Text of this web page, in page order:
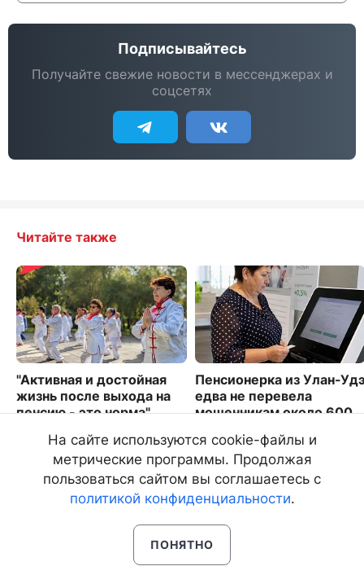
Подписывайтесь
Получайте свежие новости в мессенджерах и
соцсетях
Читайте также
"Активная и достойная
жизнь после выхода на
пенсию - это норма"
9202
Пенсионерка из Улан-
едва не перевела
мошенникам около 600
2080
На сайте используются cookie-файлы и
метрические программы. Продолжая
пользоваться сайтом вы соглашаетесь с
политикой конфиденциальности.
ПОНЯТНО